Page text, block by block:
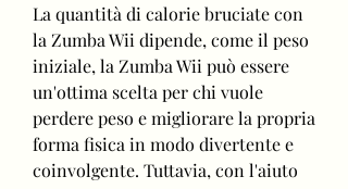
La quantità di calorie bruciate con
la Zumba Wii dipende, come il peso
iniziale, la Zumba Wii può essere
un'ottima scelta per chi vuole
perdere peso e migliorare la propria
forma fisica in modo divertente e
coinvolgente. Tuttavia, con l'aiuto